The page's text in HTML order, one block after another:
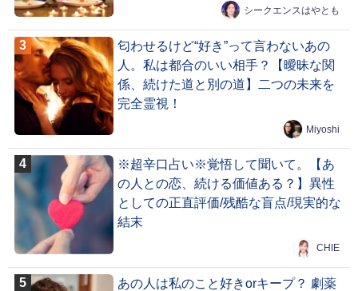
シークエンスはやとも
匂わせるけど“好き”って言わないあの
人。私は都合のいい相手？【曖昧な関
係、続けた道と別の道】二つの未来を
完全霊視！
Miyoshi
※超辛口占い※覚悟して聞いて。【あ
の人との恋、続ける価値ある？】異性
としての正直評価/残酷な盲点/現実的な
結末
CHIE
あの人は私のこと好きorキープ？ 劇薬